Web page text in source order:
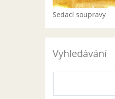
Sedací soupravy
Vyhledávání